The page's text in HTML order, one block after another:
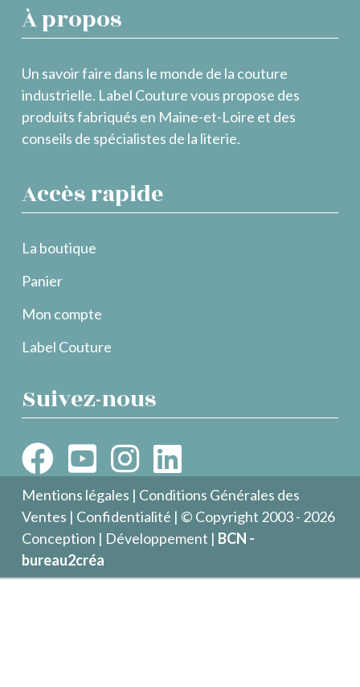
À propos
Un savoir faire dans le monde de la couture
industrielle. Label Couture vous propose des
produits fabriqués en Maine-et-Loire et des
conseils de spécialistes de la literie.
Accès rapide
La boutique
Panier
Mon compte
Label Couture
Suivez-nous
Mentions légales | Conditions Générales des
Ventes | Confidentialité | © Copyright 2003 - 2026
Conception | Développement | BCN -
bureau2créa